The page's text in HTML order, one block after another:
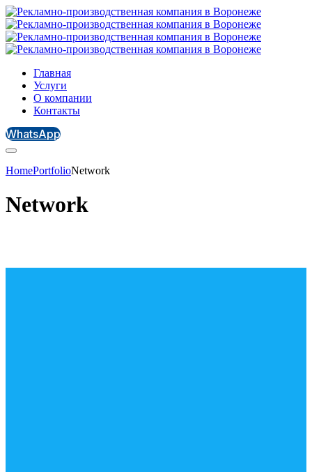
Главная
Услуги
О компании
Контакты
WhatsApp
HomePortfolioNetwork
Network